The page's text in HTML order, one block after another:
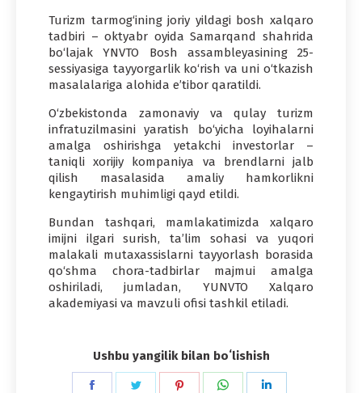
Turizm tarmog‘ining joriy yildagi bosh xalqaro
tadbiri – oktyabr oyida Samarqand shahrida
bo‘lajak YNVTO Bosh assambleyasining 25-
sessiyasiga tayyorgarlik ko‘rish va uni o‘tkazish
masalalariga alohida e’tibor qaratildi.
O‘zbekistonda zamonaviy va qulay turizm
infratuzilmasini yaratish bo‘yicha loyihalarni
amalga oshirishga yetakchi investorlar –
taniqli xorijiy kompaniya va brendlarni jalb
qilish masalasida amaliy hamkorlikni
kengaytirish muhimligi qayd etildi.
Bundan tashqari, mamlakatimizda xalqaro
imijni ilgari surish, ta’lim sohasi va yuqori
malakali mutaxassislarni tayyorlash borasida
qo‘shma chora-tadbirlar majmui amalga
oshiriladi, jumladan, YUNVTO Xalqaro
akademiyasi va mavzuli ofisi tashkil etiladi.
Ushbu yangilik bilan boʻlishish
Share
Share
Share
Share